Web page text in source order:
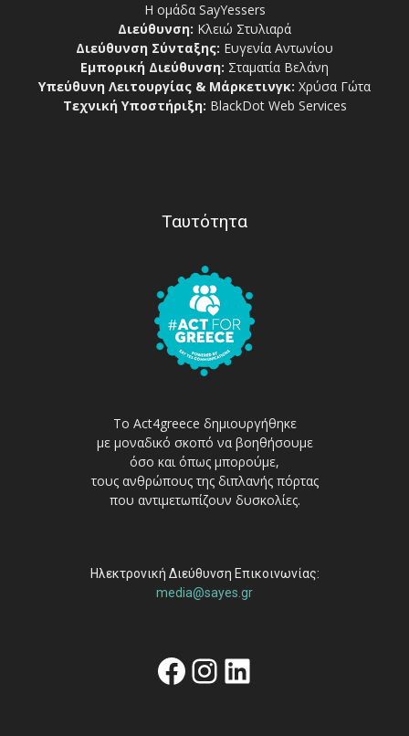
Η ομάδα SayYessers
Διεύθυνση: Κλειώ Στυλιαρά
Διεύθυνση Σύνταξης: Ευγενία Αντωνίου
Εμπορική Διεύθυνση: Σταματία Βελάνη
Υπεύθυνη Λειτουργίας & Μάρκετινγκ: Χρύσα Γώτα
Τεχνική Υποστήριξη: BlackDot Web Services
Ταυτότητα
Το Act4greece δημιουργήθηκε
με μοναδικό σκοπό να βοηθήσουμε
όσο και όπως μπορούμε,
τους ανθρώπους της διπλανής πόρτας
που αντιμετωπίζουν δυσκολίες.
Ηλεκτρονική Διεύθυνση Επικοινωνίας:
media@sayes.gr
Facebook
Instagram
Linkedin